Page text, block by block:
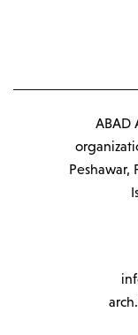
ABAD
Peshawar,